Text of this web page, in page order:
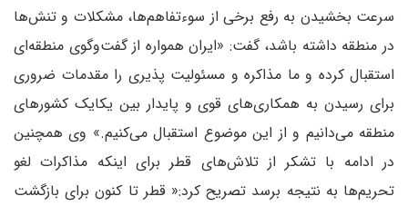
سرعت بخشیدن به رفع برخی از سوءتفاهم‌ها، مشکلات و تنش‌ها
در منطقه داشته باشد، گفت: «ایران همواره از گفت‌وگوی منطقه‌ای
استقبال کرده و ما مذاکره و مسئولیت پذیری را مقدمات ضروری
برای رسیدن به همکاری‌های قوی و پایدار بین یکایک کشورهای
منطقه می‌دانیم و از این موضوع استقبال می‌کنیم.» وی همچنین
در ادامه با تشکر از تلاش‌های قطر برای اینکه مذاکرات لغو
تحریم‌ها به نتیجه برسد تصریح کرد:« قطر تا کنون برای بازگشت